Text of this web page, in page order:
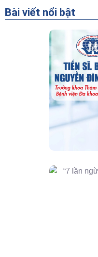
Bài viết nổi bật
“Người
Dò